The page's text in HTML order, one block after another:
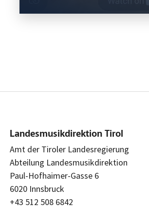
Landesmusikdirektion Tirol
Amt der Tiroler Landesregierung
Abteilung Landesmusikdirektion
Paul-Hofhaimer-Gasse 6
6020 Innsbruck
+43 512 508 6842